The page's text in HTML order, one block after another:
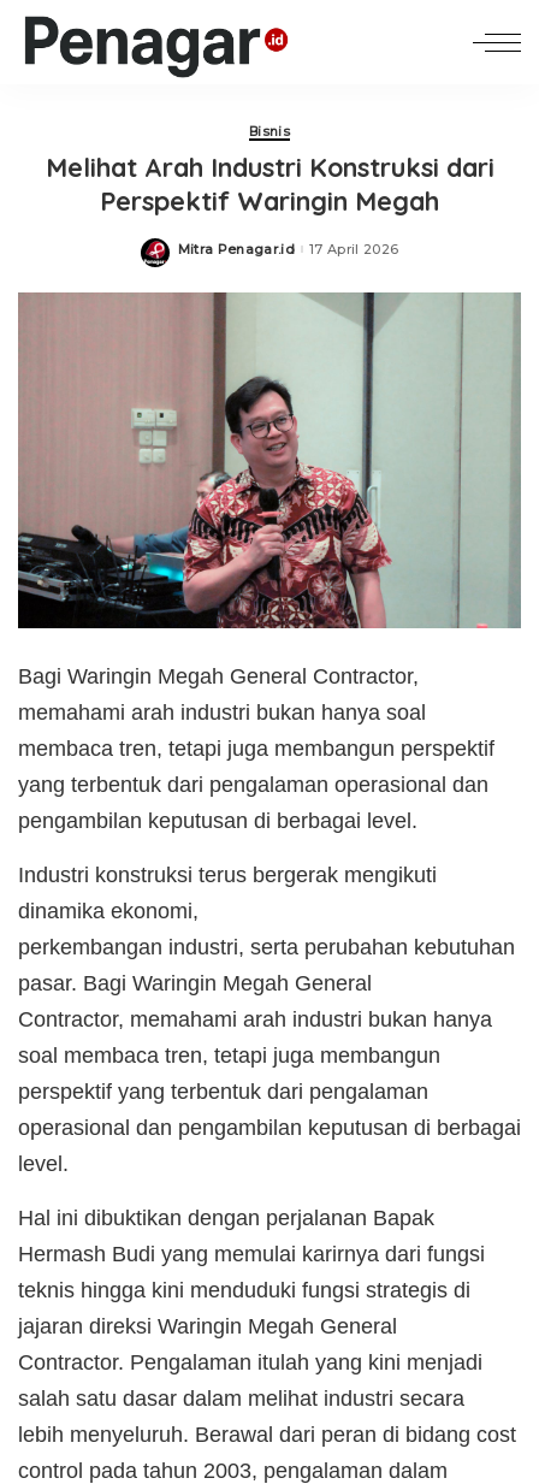
Bisnis
Melihat Arah Industri Konstruksi dari
Perspektif Waringin Megah
Posted
Mitra Penagar.id 17 April 2026
Bagi Waringin Megah General Contractor,
memahami arah industri bukan hanya soal
membaca tren, tetapi juga membangun perspektif
yang terbentuk dari pengalaman operasional dan
pengambilan keputusan di berbagai level.
Industri konstruksi terus bergerak mengikuti
dinamika ekonomi,
perkembangan industri, serta perubahan kebutuhan
pasar. Bagi Waringin Megah General
Contractor, memahami arah industri bukan hanya
soal membaca tren, tetapi juga membangun
perspektif yang terbentuk dari pengalaman
operasional dan pengambilan keputusan di berbagai
level.
Hal ini dibuktikan dengan perjalanan Bapak
Hermash Budi yang memulai karirnya dari fungsi
teknis hingga kini menduduki fungsi strategis di
jajaran direksi Waringin Megah General
Contractor. Pengalaman itulah yang kini menjadi
salah satu dasar dalam melihat industri secara
lebih menyeluruh. Berawal dari peran di bidang cost
control pada tahun 2003, pengalaman dalam